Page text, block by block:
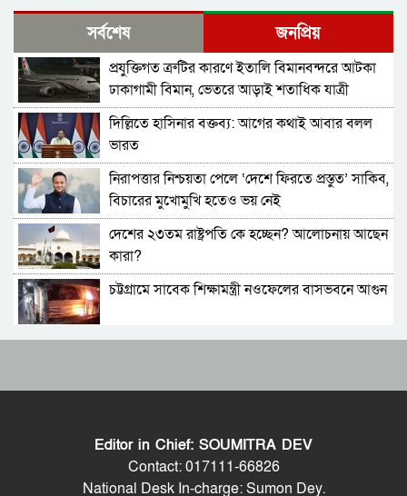
বাংলাদেশের সঙ্গে ফারাক্কা চুক্তি নবায়ন না করার দাবি
ভারতীয় এমপির
মোদিকে নেতানিয়াহুর ফোন; ইসরায়েলের সঙ্গে ঘনিষ্ট
সম্পর্ক গড়তে চায় ভারত
পাকিস্তানে প্রধান ৩ শহরের বাইরে সংবাদ সংগ্রহে
বিদেশি গণমাধ্যমের ওপর বিধিনিষেধ
বাংলাদেশে যা চলছে, সেটা অমানবিক: দিলীপ ঘোষ
পাকিস্তানের ইসলামাবাদে জুলাই গণঅভ্যুত্থান দিবস
পালিত
২০ মিনিটে ভয়াবহ ৭ বিস্ফোরণে কাঁপলো দুবাই
ভারত সীমান্তে ২৫০টি অত্যাধুনিক চীনা যুদ্ধযান
মোতায়েন করলো পাকিস্তান
সর্বশেষ জনপ্রিয়
প্রযুক্তিগত ত্রুটির কারণে ইতালি বিমানবন্দরে আটকা
ঢাকাগামী বিমান, ভেতরে আড়াই শতাধিক যাত্রী
দিল্লিতে হাসিনার বক্তব্য: আগের কথাই আবার বলল
ভারত
নিরাপত্তার নিশ্চয়তা পেলে ‘দেশে ফিরতে প্রস্তুত’ সাকিব,
বিচারের মুখোমুখি হতেও ভয় নেই
দেশের ২৩তম রাষ্ট্রপতি কে হচ্ছেন? আলোচনায় আছেন
কারা?
চট্টগ্রামে সাবেক শিক্ষামন্ত্রী নওফেলের বাসভবনে আগুন
বাংলাদেশ-পাকিস্তানসহ ১৩ দেশের জোট, কমান্ডার
জাতীয় সংসদের বিশেষ অধিবেশন ডাকা হচ্ছে
Editor in Chief: SOUMITRA DEV
Contact: 017111-66826
National Desk In-charge: Sumon Dey.